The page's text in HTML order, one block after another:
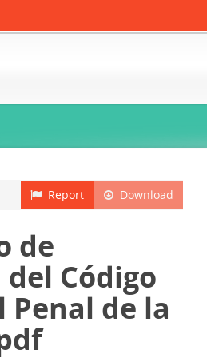
Download
Report
de
Código
Penal de la